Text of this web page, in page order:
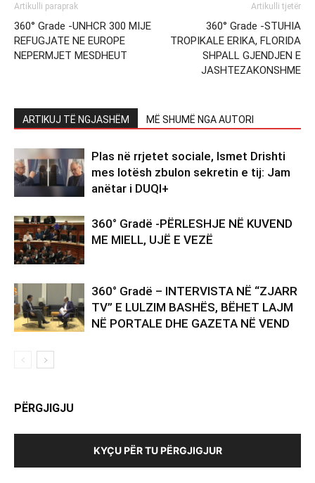
Artikulli paraprak
360° Grade -UNHCR 300 MIJE
REFUGJATE NE EUROPE
NEPERMJET MESDHEUT
Artikulli tjetër
360° Grade -STUHIA
TROPIKALE ERIKA, FLORIDA
SHPALL GJENDJEN E
JASHTEZAKONSHME
ARTIKUJ TË NGJASHËM MË SHUMË NGA AUTORI
Plas në rrjetet sociale, Ismet Drishti
mes lotësh zbulon sekretin e tij: Jam
anëtar i DUQI+
360° Gradë -PËRLESHJE NË KUVEND
ME MIELL, UJË E VEZË
360° Gradë – INTERVISTA NË “ZJARR
TV” E LULZIM BASHËS, BËHET LAJM
NË PORTALE DHE GAZETA NË VEND
PËRGJIGJU
KYÇU PËR TU PËRGJIGJUR